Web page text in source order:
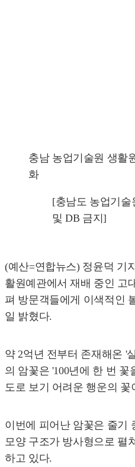
충남 농업기술원 생활
화
[충남도 농업기술
및 DB 금지]
(예산=연합뉴스) 정윤덕 기
활원예관에서 재배 중인 고
펴 방문객들에게 이색적인
일 밝혔다.
약 2억년 전부터 존재해온 '
의 암꽃은 '100년에 한 번
도로 보기 어려운 행운의 꽃
이번에 피어난 암꽃은 줄기
모양 구조가 방사형으로 펼
하고 있다.